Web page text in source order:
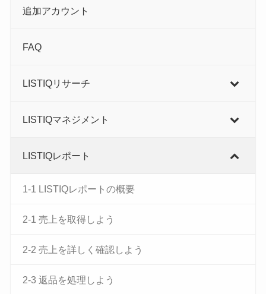
追加アカウント
FAQ
LISTIQリサーチ
LISTIQマネジメント
LISTIQレポート
1-1 LISTIQレポートの概要
2-1 売上を取得しよう
2-2 売上を詳しく確認しよう
2-3 返品を処理しよう